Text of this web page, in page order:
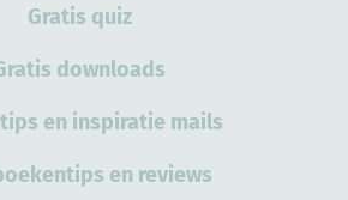
Gratis quiz
downloads
en inspiratie mails
en reviews